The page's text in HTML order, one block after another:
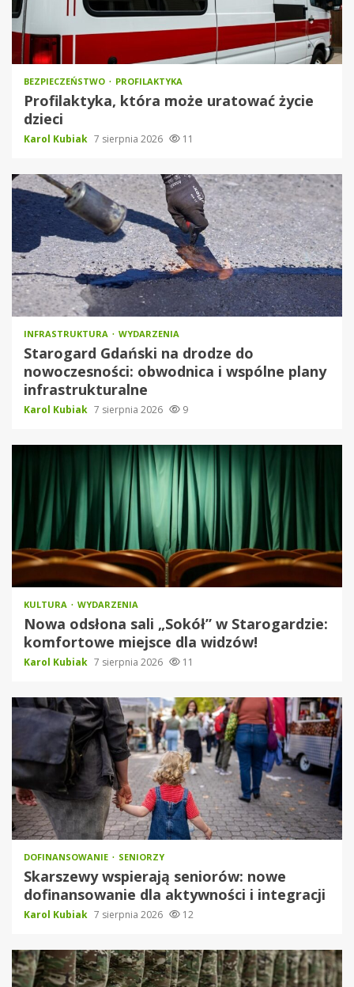
BEZPIECZEŃSTWO PROFILAKTYKA
Profilaktyka, która może uratować życie
dzieci
Karol Kubiak 7 sierpnia 2026 11
INFRASTRUKTURA WYDARZENIA
Starogard Gdański na drodze do
nowoczesności: obwodnica i wspólne plany
infrastrukturalne
Karol Kubiak 7 sierpnia 2026 9
KULTURA WYDARZENIA
Nowa odsłona sali „Sokół” w Starogardzie:
komfortowe miejsce dla widzów!
Karol Kubiak 7 sierpnia 2026 11
DOFINANSOWANIE SENIORZY
Skarszewy wspierają seniorów: nowe
dofinansowanie dla aktywności i integracji
Karol Kubiak 7 sierpnia 2026 12